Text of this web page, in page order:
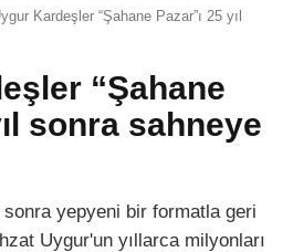
Kardeşler “Şahane Pazar”ı 25 yıl
“Şahane
sonra sahneye
sonra yepyeni bir formatla geri
Uygur'un yıllarca milyonları